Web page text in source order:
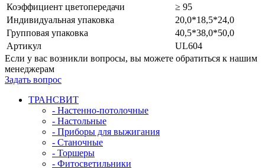
Коэффициент цветопередачи
≥ 95
Индивидуальная упаковка
20,0*18,5*24,0
Групповая упаковка
40,5*38,0*50,0
Артикул
UL604
Если у вас возникли вопросы, вы можете обратиться к нашим
менеджерам
Задать вопрос
ТРАНСВИТ
- Настенно-потолочные
- Настольные
- Приборы для выжигания
- Станочные
- Торшеры
- Фитосветильники